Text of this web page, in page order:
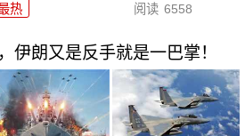
热 阅读 6558
伊朗又是反手就是一巴掌！